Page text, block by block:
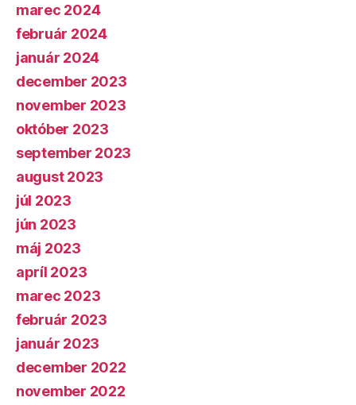
marec 2024
február 2024
január 2024
december 2023
november 2023
október 2023
september 2023
august 2023
júl 2023
jún 2023
máj 2023
apríl 2023
marec 2023
február 2023
január 2023
december 2022
november 2022